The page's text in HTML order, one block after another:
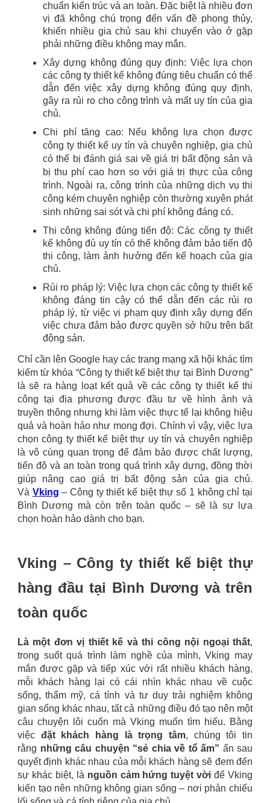
chuẩn kiến trúc và an toàn. Đặc biệt là nhiều đơn
vị đã không chú trọng đến vấn đề phong thủy,
khiến nhiều gia chủ sau khi chuyển vào ở gặp
phải những điều không may mắn.
Xây dựng không đúng quy định: Việc lựa chọn
các công ty thiết kế không đúng tiêu chuẩn có thể
dẫn đến việc xây dựng không đúng quy định,
gây ra rủi ro cho công trình và mất uy tín của gia
chủ.
Chi phí tăng cao: Nếu không lựa chọn được
công ty thiết kế uy tín và chuyên nghiệp, gia chủ
có thể bị đánh giá sai về giá trị bất động sản và
bị thu phí cao hơn so với giá trị thực của công
trình. Ngoài ra, công trình của những dịch vụ thi
công kém chuyên nghiệp còn thường xuyên phát
sinh những sai sót và chi phí không đáng có.
Thi công không đúng tiến độ: Các công ty thiết
kế không đủ uy tín có thể không đảm bảo tiến độ
thi công, làm ảnh hưởng đến kế hoạch của gia
chủ.
Rủi ro pháp lý: Việc lựa chọn các công ty thiết kế
không đáng tin cậy có thể dẫn đến các rủi ro
pháp lý, từ việc vi phạm quy định xây dựng đến
việc chưa đảm bảo được quyền sở hữu trên bất
động sản.
Chỉ cần lên Google hay các trang mạng xã hội khác tìm
kiếm từ khóa “Công ty thiết kế biệt thự tại Bình Dương”
là sẽ ra hàng loạt kết quả về các công ty thiết kế thi
công tại địa phương được đầu tư về hình ảnh và
truyền thông nhưng khi làm việc thực tế lại không hiệu
quả và hoàn hảo như mong đợi. Chính vì vậy,việc lựa
chọn công ty thiết kế biệt thự uy tín và chuyên nghiệp
là vô cùng quan trọng để đảm bảo được chất lượng,
tiến độ và an toàn trong quá trình xây dựng, đồng thời
giúp nâng cao giá trị bất động sản của gia chủ.
Và Vking – Công ty thiết kế biệt thự số 1 không chỉ tại
Bình Dương mà còn trên toàn quốc – sẽ là sự lựa
chọn hoàn hảo dành cho bạn.
Vking – Công ty thiết kế biệt thự
hàng đầu tại Bình Dương và trên
toàn quốc
Là một đơn vị thiết kế và thi công nội ngoại thất,
trong suốt quá trình làm nghề của mình, Vking may
mắn được gặp và tiếp xúc với rất nhiều khách hàng,
mỗi khách hàng lại có cái nhìn khác nhau về cuộc
sống, thẩm mỹ, cá tính và tư duy trải nghiệm không
gian sống khác nhau, tất cả những điều đó tạo nên một
câu chuyện lôi cuốn mà Vking muốn tìm hiểu. Bằng
việc đặt khách hàng là trọng tâm, chúng tôi tin
rằng những câu chuyện “sẻ chia về tổ ấm” ẩn sau
quyết định khác nhau của mỗi khách hàng sẽ đem đến
sự khác biệt, là nguồn cảm hứng tuyệt vời để Vking
kiến tạo nên những không gian sống – nơi phản chiếu